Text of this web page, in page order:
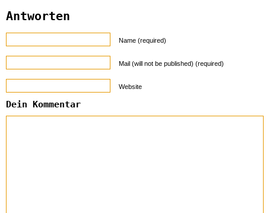
Antworten
Name (required)
Mail (will not be published) (required)
Website
Dein Kommentar